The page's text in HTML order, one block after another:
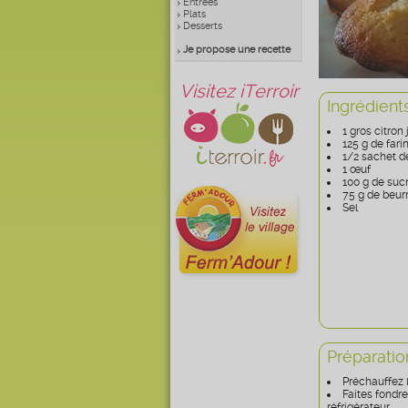
Plats
Desserts
Je propose une recette
Visitez iTerroir
1 gros citron
125 g de
1/2 sachet
1 œuf
100 g de
75 g de
Sel
Préchauffez
Faites